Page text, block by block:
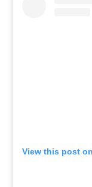
View this post